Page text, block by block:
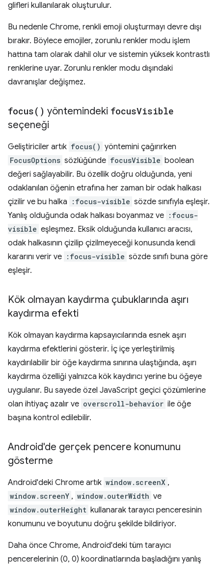
glifleri kullanılarak oluşturulur.
Bu nedenle Chrome, renkli emoji oluşturmayı devre dışı
bırakır. Böylece emojiler, zorunlu renkler modu işlem
hattına tam olarak dahil olur ve sistemin yüksek kontrastlı
renklerine uyar. Zorunlu renkler modu dışındaki
davranışlar değişmez.
focus( ) yöntemindeki focusVisible
seçeneği
Geliştiriciler artık focus() yöntemini çağırırken
FocusOptions sözlüğünde focusVisible boolean
değeri sağlayabilir. Bu özellik doğru olduğunda, yeni
odaklanılan öğenin etrafına her zaman bir odak halkası
çizilir ve bu halka
:focus-visible sözde sınıfıyla eşleşir.
Yanlış olduğunda odak halkası boyanmaz ve :focus-
visible eşleşmez. Eksik olduğunda kullanıcı aracısı,
odak halkasının çizilip çizilmeyeceği konusunda kendi
kararını verir ve :focus-visible sözde sınıfı buna göre
eşleşir.
Kök olmayan kaydırma çubuklarında aşırı
kaydırma efekti
Kök olmayan kaydırma kapsayıcılarında esnek aşırı
kaydırma efektlerini gösterir. İç içe yerleştirilmiş
kaydırılabilir bir öğe kaydırma sınırına ulaştığında, aşırı
kaydırma özelliği yalnızca kök kaydırıcı yerine bu öğeye
uygulanır. Bu sayede özel JavaScript geçici çözümlerine
olan ihtiyaç azalır ve overscroll-behavior ile öğe
başına kontrol edilebilir.
Android'de gerçek pencere konumunu
gösterme
Android'deki Chrome artık window.screenX ,
window.screenY , window.outerWidth ve
window.outerHeight kullanarak tarayıcı penceresinin
konumunu ve boyutunu doğru şekilde bildiriyor.
Daha önce Chrome, Android'deki tüm tarayıcı
pencerelerinin (0, 0) koordinatlarında başladığını yanlış